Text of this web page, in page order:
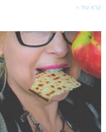
קרא עוד »